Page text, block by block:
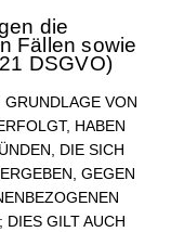
die
Fällen sowie
DSGVO)
VON
HABEN
DIE SICH
GEGEN
DIES GILT AUCH